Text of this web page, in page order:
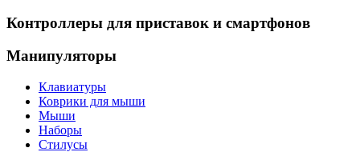
Контроллеры для приставок и смартфонов
Манипуляторы
Клавиатуры
Коврики для мыши
Мыши
Наборы
Стилусы